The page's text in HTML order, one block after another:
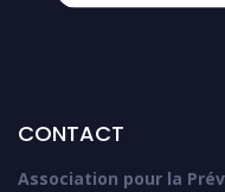
CONTACT
Association pour la